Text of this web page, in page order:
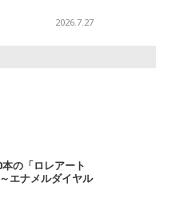
2026.7.27
の「ロレアート
エナメルダイヤル